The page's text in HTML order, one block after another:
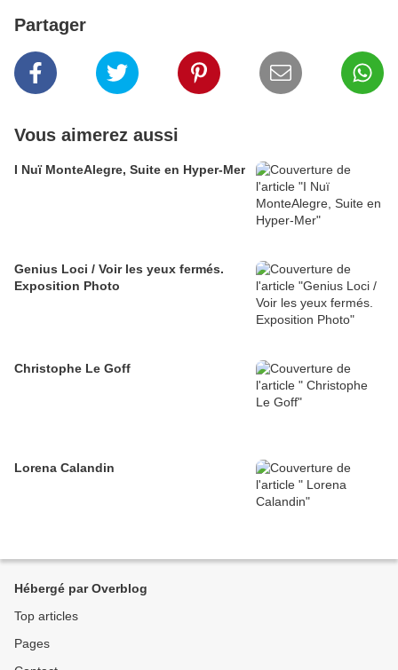
Partager
Vous aimerez aussi
I Nuï MonteAlegre, Suite en Hyper-Mer
Genius Loci / Voir les yeux fermés.
Exposition Photo
Christophe Le Goff
Lorena Calandin
Hébergé par Overblog
Top articles
Pages